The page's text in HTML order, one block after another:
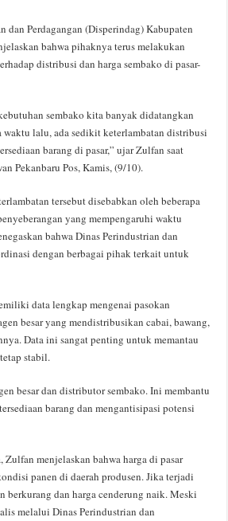
dan Perdagangan (Disperindag) Kabupaten
bahwa pihaknya terus melakukan
distribusi dan harga sembako di pasar-
sembako kita banyak didatangkan
waktu lalu, ada sedikit keterlambatan distribusi
barang di pasar,” ujar Zulfan saat
Pekanbaru Pos, Kamis, (9/10).
tersebut disebabkan oleh beberapa
yang mempengaruhi waktu
bahwa Dinas Perindustrian dan
dengan berbagai pihak terkait untuk
data lengkap mengenai pasokan
besar yang mendistribusikan cabai, bawang,
Data ini sangat penting untuk memantau
stabil.
besar dan distributor sembako. Ini membantu
barang dan mengantisipasi potensi
menjelaskan bahwa harga di pasar
panen di daerah produsen. Jika terjadi
berkurang dan harga cenderung naik. Meski
melalui Dinas Perindustrian dan